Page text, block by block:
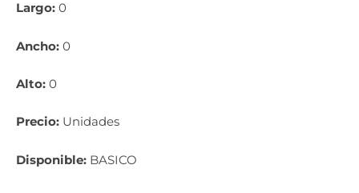
Largo: 0
Ancho: 0
Alto: 0
Precio: Unidades
Disponible: BASICO